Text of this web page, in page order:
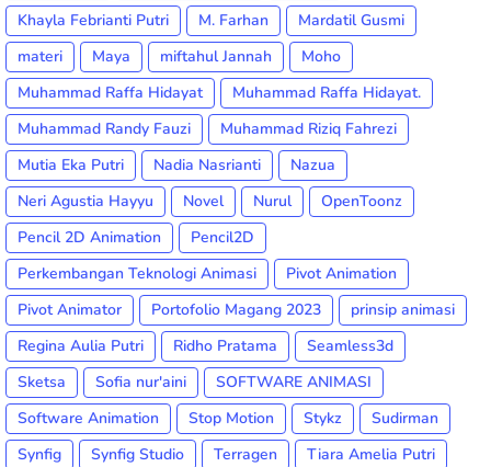
Khayla Febrianti Putri
M. Farhan
Mardatil Gusmi
materi
Maya miftahul Jannah
Moho
Muhammad Raffa Hidayat
Muhammad Raffa Hidayat.
Muhammad Randy Fauzi
Muhammad Riziq Fahrezi
Mutia Eka Putri
Nadia Nasrianti
Nazua
Neri Agustia Hayyu
Novel Nurul
OpenToonz
Pencil 2D Animation
Pencil2D
Perkembangan Teknologi Animasi
Pivot Animation
Pivot Animator
Portofolio Magang 2023
prinsip animasi
Regina Aulia Putri
Ridho Pratama
Seamless3d
Sketsa
Sofia nur'aini
SOFTWARE ANIMASI
Software Animation
Stop Motion Stykz
Sudirman
Synfig
Synfig Studio Terragen
Tiara Amelia Putri